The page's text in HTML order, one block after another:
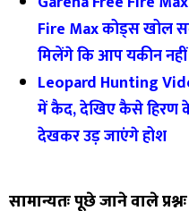
Fire Max कोड्स खोल
मिलेंगे कि आप यकीन
Leopard Hunting
में कैद, देखिए कैसे हिरण के
देखकर उड़ जाएंगे होश
सामान्यतः पूछे जाने वाले प्रश्नः